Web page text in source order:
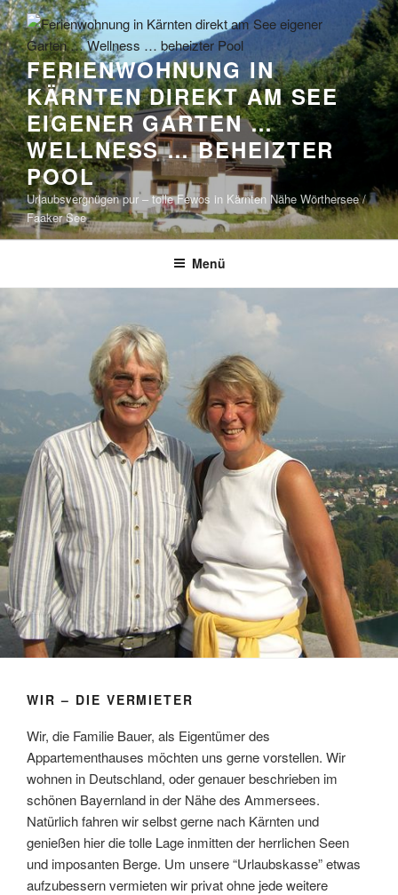
Zum
Inhalt
springen
FERIENWOHNUNG IN
KÄRNTEN DIREKT AM SEE
EIGENER GARTEN …
WELLNESS … BEHEIZTER
POOL
Urlaubsvergnügen pur – tolle Fewos in Kärnten Nähe Wörthersee /
Faaker See
Menü
WIR – DIE VERMIETER
Wir, die Familie Bauer, als Eigentümer des
Appartementhauses möchten uns gerne vorstellen. Wir
wohnen in Deutschland, oder genauer beschrieben im
schönen Bayernland in der Nähe des Ammersees.
Natürlich fahren wir selbst gerne nach Kärnten und
genießen hier die tolle Lage inmitten der herrlichen Seen
und imposanten Berge. Um unsere “Urlaubskasse” etwas
aufzubessern vermieten wir privat ohne jede weitere